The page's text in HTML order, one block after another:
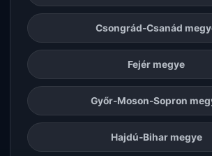
Csongrád-Csanád
Fejér megye
Győr-Moson-Sopron
Hajdú-Bihar megye